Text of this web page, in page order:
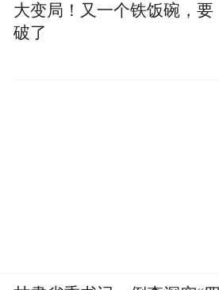
大变局！又一个铁饭碗，要
破了